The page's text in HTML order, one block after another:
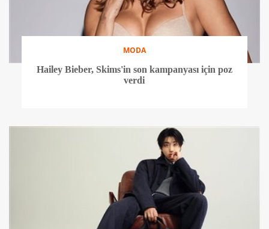
MODA
Hailey Bieber, Skims'in son kampanyası için poz
verdi